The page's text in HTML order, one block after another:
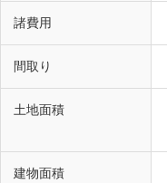
諸費用
間取り
土地面積
建物面積